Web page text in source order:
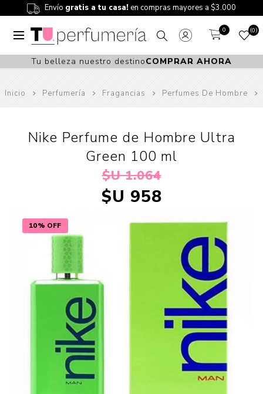
Envío gratis a tu casa! en compras mayores a $3.000
0 0
Tu belleza nuestro destinoCOMPRAR AHORA
Inicio Perfumería Fragancias Perfumes De Hombre
10% OFF
Nike Perfume de Hombre Ultra
Green 100 ml
$U 1.064
$U 958